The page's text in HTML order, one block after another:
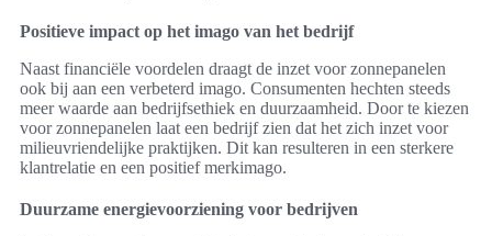
Positieve impact op het imago van het bedrijf
Naast financiële voordelen draagt de inzet voor zonnepanelen
ook bij aan een verbeterd imago. Consumenten hechten steeds
meer waarde aan bedrijfsethiek en duurzaamheid. Door te kiezen
voor zonnepanelen laat een bedrijf zien dat het zich inzet voor
milieuvriendelijke praktijken. Dit kan resulteren in een sterkere
klantrelatie en een positief merkimago.
Duurzame energievoorziening voor bedrijven